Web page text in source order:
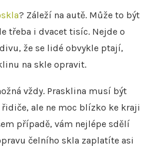
? Záleží na autě. Může to být
třeba i dvacet tisíc. Nejde o
že se lidé obvykle ptají,
na skle opravit.
vždy. Prasklina musí být
ale ne moc blízko ke kraji
případě, vám nejlépe sdělí
čelního skla zaplatíte asi